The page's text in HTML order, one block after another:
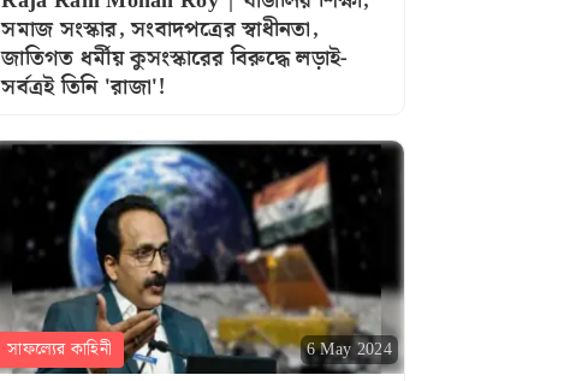
সমাজ সংস্কার, সংবাদপত্রের স্বাধীনতা,
জাতিগত ধর্মীয় কুসংস্কারের বিরুদ্ধে লড়াই-
সর্বত্রই তিনি 'রাজা'!
সাফল্যের কাহিনী 6 May 2024